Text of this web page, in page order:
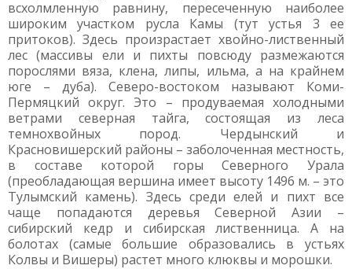
всхолмленную равнину, пересеченную наиболее
широким участком русла Камы (тут устья 3 ее
притоков). Здесь произрастает хвойно-лиственный
лес (массивы ели и пихты повсюду размежаются
порослями вяза, клена, липы, ильма, а на крайнем
юге – дуба). Северо-востоком называют Коми-
Пермяцкий округ. Это – продуваемая холодными
ветрами северная тайга, состоящая из леса
темнохвойных пород. Чердынский и
Красновишерский районы – заболоченная местность,
в составе которой горы Северного Урала
(преобладающая вершина имеет высоту 1496 м. – это
Тулымский камень). Здесь среди елей и пихт все
чаще попадаются деревья Северной Азии –
сибирский кедр и сибирская лиственница. А на
болотах (самые большие образовались в устьях
Колвы и Вишеры) растет много клюквы и морошки.